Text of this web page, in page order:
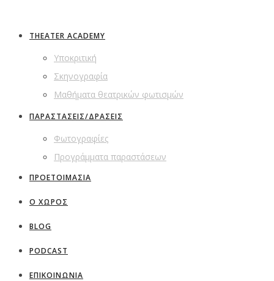
THEATER ACADEMY
Υποκριτική
Σκηνογραφία
Μαθήματα θεατρικών φωτισμών
ΠΑΡΑΣΤΑΣΕΙΣ/ΔΡΑΣΕΙΣ
Φωτογραφίες
Προγράμματα παραστάσεων
ΠΡΟΕΤΟΙΜΑΣΙΑ
Ο ΧΩΡΟΣ
BLOG
PODCAST
ΕΠΙΚΟΙΝΩΝΙΑ